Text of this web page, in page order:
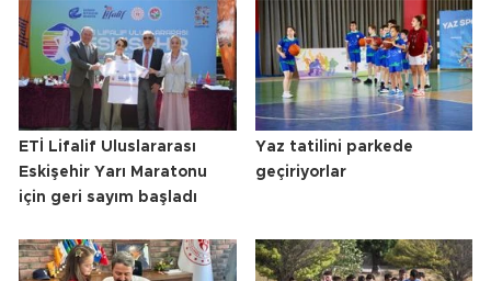
ETİ Lifalif Uluslararası
Eskişehir Yarı Maratonu
için geri sayım başladı
Yaz tatilini parkede
geçiriyorlar